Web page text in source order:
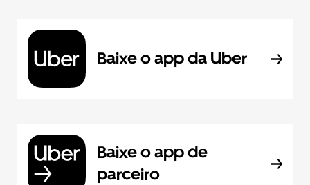
Baixe o app da Uber
Baixe o app de
parceiro